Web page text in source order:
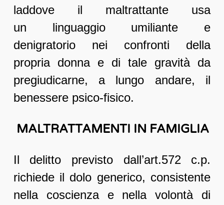
laddove il maltrattante usa
un linguaggio umiliante e
denigratorio nei confronti della
propria donna e di tale gravità da
pregiudicarne, a lungo andare, il
benessere psico-fisico.
MALTRATTAMENTI IN FAMIGLIA
Il delitto previsto dall’art.572 c.p.
richiede il dolo generico, consistente
nella coscienza e nella volontà di